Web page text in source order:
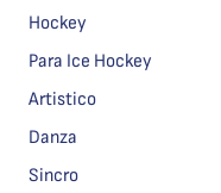
Hockey
Para Ice Hockey
Artistico
Danza
Sincro